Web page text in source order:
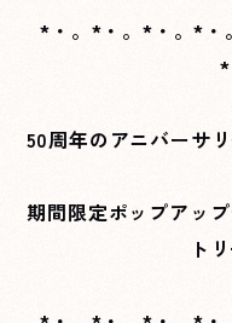
*・。*・。*・。*・
*
50周年のアニバーサ
期間限定ポップアッ
ト